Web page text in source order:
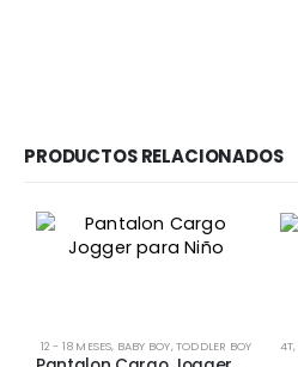
PRODUCTOS RELACIONADOS
Este producto tiene múltiples variantes. Las opciones se pueden elegir en la página de producto
12 - 18 MESES, BABY BOY,TODDLER BOY 4T,